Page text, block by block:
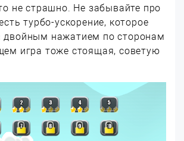
не страшно. Не забывайте про
турбо-ускорение, которое
двойным нажатием по сторонам
игра тоже стоящая, советую